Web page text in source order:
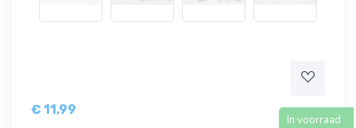
€ 11,99
In voorraad